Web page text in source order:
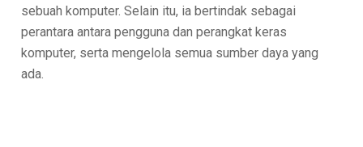
sebuah komputer. Selain itu, ia bertindak sebagai
perantara antara pengguna dan perangkat keras
komputer, serta mengelola semua sumber daya yang
ada.